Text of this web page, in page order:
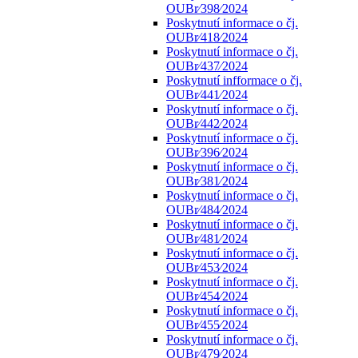
OUBr⁄398⁄2024
Poskytnutí informace o čj.
OUBr⁄418⁄2024
Poskytnutí informace o čj.
OUBr⁄437⁄2024
Poskytnutí infformace o čj.
OUBr⁄441⁄2024
Poskytnutí informace o čj.
OUBr⁄442⁄2024
Poskytnutí informace o čj.
OUBr⁄396⁄2024
Poskytnutí informace o čj.
OUBr⁄381⁄2024
Poskytnutí informace o čj.
OUBr⁄484⁄2024
Poskytnutí informace o čj.
OUBr⁄481⁄2024
Poskytnutí informace o čj.
OUBr⁄453⁄2024
Poskytnutí informace o čj.
OUBr⁄454⁄2024
Poskytnutí informace o čj.
OUBr⁄455⁄2024
Poskytnutí informace o čj.
OUBr⁄479⁄2024